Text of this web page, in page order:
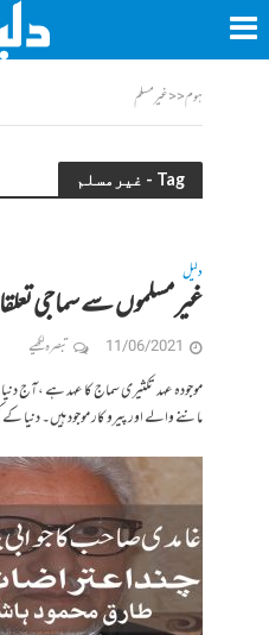
ہوم<<غیرمسلم
Tag - غیرمسلم
دلیل
غیر مسلموں سے سماجی
11/06/2021 تبصرہ لکھیے
موجودہ عہد تکثیری سماج کا عہد ہے ،آج
ماننے والے اور پیرو کار موجود ہیں۔ دنیا